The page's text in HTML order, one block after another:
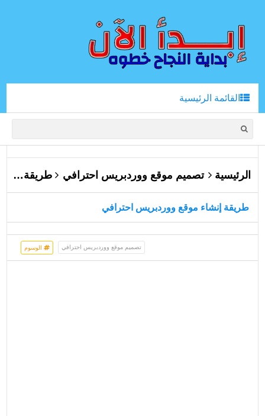
القائمة الرئيسية
الرئيسية تصميم موقع ووردبريس احترافي طريقة إنشاء موقع ووردبريس احترافي
طريقة إنشاء موقع ووردبريس احترافي
الوسوم تصميم موقع ووردبريس احترافي